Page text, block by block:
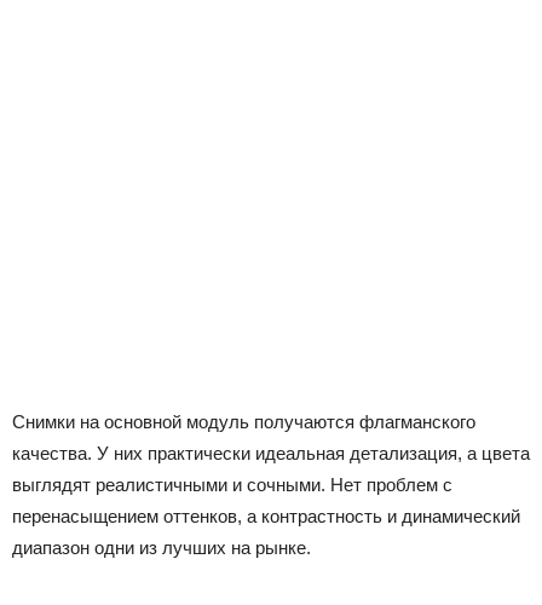
Снимки на основной модуль получаются флагманского
качества. У них практически идеальная детализация, а цвета
выглядят реалистичными и сочными. Нет проблем с
перенасыщением оттенков, а контрастность и динамический
диапазон одни из лучших на рынке.